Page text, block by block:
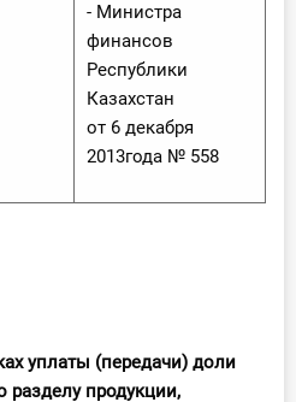
- Министра
финансов
Республики
Казахстан
от 6 декабря
2013года № 558
уплаты (передачи) доли
разделу продукции,